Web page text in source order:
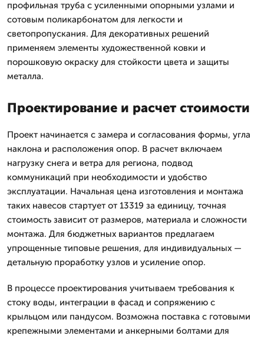
профильная труба с усиленными опорными узлами и
сотовым поликарбонатом для легкости и
светопропускания. Для декоративных решений
применяем элементы художественной ковки и
порошковую окраску для стойкости цвета и защиты
металла.
Проектирование и расчет стоимости
Проект начинается с замера и согласования формы, угла
наклона и расположения опор. В расчет включаем
нагрузку снега и ветра для региона, подвод
коммуникаций при необходимости и удобство
эксплуатации. Начальная цена изготовления и монтажа
таких навесов стартует от 13319 за единицу, точная
стоимость зависит от размеров, материала и сложности
монтажа. Для бюджетных вариантов предлагаем
упрощенные типовые решения, для индивидуальных —
детальную проработку узлов и усиление опор.
В процессе проектирования учитываем требования к
стоку воды, интеграции в фасад и сопряжению с
крыльцом или пандусом. Возможна поставка с готовыми
крепежными элементами и анкерными болтами для